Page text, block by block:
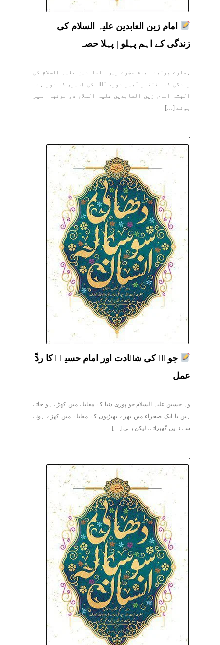
امام زین العابدین علیہ السلام کی
زندگی کے اہم پہلو | پہلا حصہ
ہمارے چوتھے امام حضرت زین العابدین علیہ السلام کی
زندگی کا افتخار آمیز دور، آپؑ کی اسیری کا دور ہے۔
البتہ امام زین العابدین علیہ السلام دو مرتبہ اسیر
ہوئے […]
جونؑ کی شہادت اور امام حسینؑ کا ردِّ
عمل
وہ حسین علیہ السلام جو پوری دنیا کے مقابلے میں کھڑے ہو جاتے
ہیں یا ایک صحراء میں بھرے بھیڑیوں کے مقابلے میں کھڑے ہونے
سے نہیں گھبراتے، لیکن یہی […]